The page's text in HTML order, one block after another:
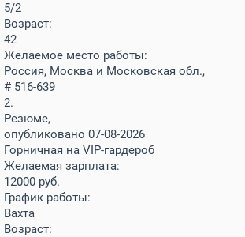
5/2
Возраст:
42
Желаемое место работы:
Россия, Москва и Московская обл.,
# 516-639
2.
Резюме,
опубликовано 07-08-2026
Горничная на VIP-гардероб
Желаемая зарплата:
12000 руб.
График работы:
Вахта
Возраст: